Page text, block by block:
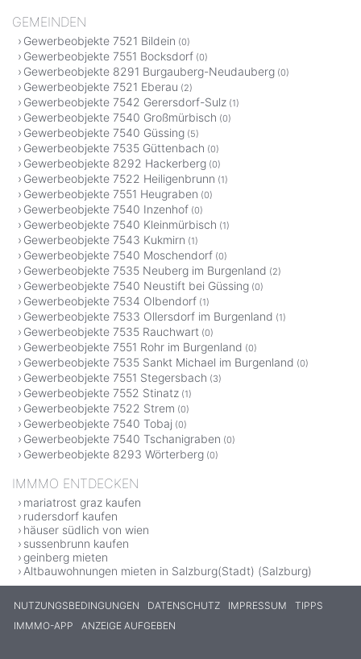
GEMEINDEN
Gewerbeobjekte 7521 Bildein (0)
Gewerbeobjekte 7551 Bocksdorf (0)
Gewerbeobjekte 8291 Burgauberg-Neudauberg (0)
Gewerbeobjekte 7521 Eberau (2)
Gewerbeobjekte 7542 Gerersdorf-Sulz (1)
Gewerbeobjekte 7540 Großmürbisch (0)
Gewerbeobjekte 7540 Güssing (5)
Gewerbeobjekte 7535 Güttenbach (0)
Gewerbeobjekte 8292 Hackerberg (0)
Gewerbeobjekte 7522 Heiligenbrunn (1)
Gewerbeobjekte 7551 Heugraben (0)
Gewerbeobjekte 7540 Inzenhof (0)
Gewerbeobjekte 7540 Kleinmürbisch (1)
Gewerbeobjekte 7543 Kukmirn (1)
Gewerbeobjekte 7540 Moschendorf (0)
Gewerbeobjekte 7535 Neuberg im Burgenland (2)
Gewerbeobjekte 7540 Neustift bei Güssing (0)
Gewerbeobjekte 7534 Olbendorf (1)
Gewerbeobjekte 7533 Ollersdorf im Burgenland (1)
Gewerbeobjekte 7535 Rauchwart (0)
Gewerbeobjekte 7551 Rohr im Burgenland (0)
Gewerbeobjekte 7535 Sankt Michael im Burgenland (0)
Gewerbeobjekte 7551 Stegersbach (3)
Gewerbeobjekte 7552 Stinatz (1)
Gewerbeobjekte 7522 Strem (0)
Gewerbeobjekte 7540 Tobaj (0)
Gewerbeobjekte 7540 Tschanigraben (0)
Gewerbeobjekte 8293 Wörterberg (0)
IMMMO ENTDECKEN
mariatrost graz kaufen
rudersdorf kaufen
häuser südlich von wien
sussenbrunn kaufen
geinberg mieten
Altbauwohnungen mieten in Salzburg(Stadt) (Salzburg)
NUTZUNGSBEDINGUNGEN DATENSCHUTZ IMPRESSUM
TIPPS
IMMMO-APP
ANZEIGE AUFGEBEN